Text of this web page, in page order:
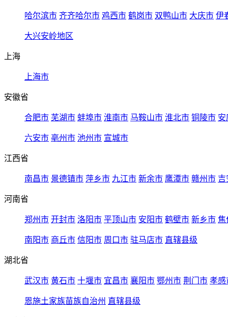
哈尔滨市 齐齐哈尔市 鸡西市 鹤岗市 双鸭山市 大庆市 伊
大兴安岭地区
上海
上海市
安徽省
合肥市 芜湖市 蚌埠市 淮南市 马鞍山市 淮北市 铜陵市 安
六安市 亳州市 池州市 宣城市
江西省
南昌市 景德镇市 萍乡市 九江市 新余市 鹰潭市 赣州市 吉
河南省
郑州市 开封市 洛阳市 平顶山市 安阳市 鹤壁市 新乡市 焦
南阳市 商丘市 信阳市 周口市 驻马店市 直辖县级
湖北省
武汉市 黄石市 十堰市 宜昌市 襄阳市 鄂州市 荆门市 孝感
恩施土家族苗族自治州 直辖县级